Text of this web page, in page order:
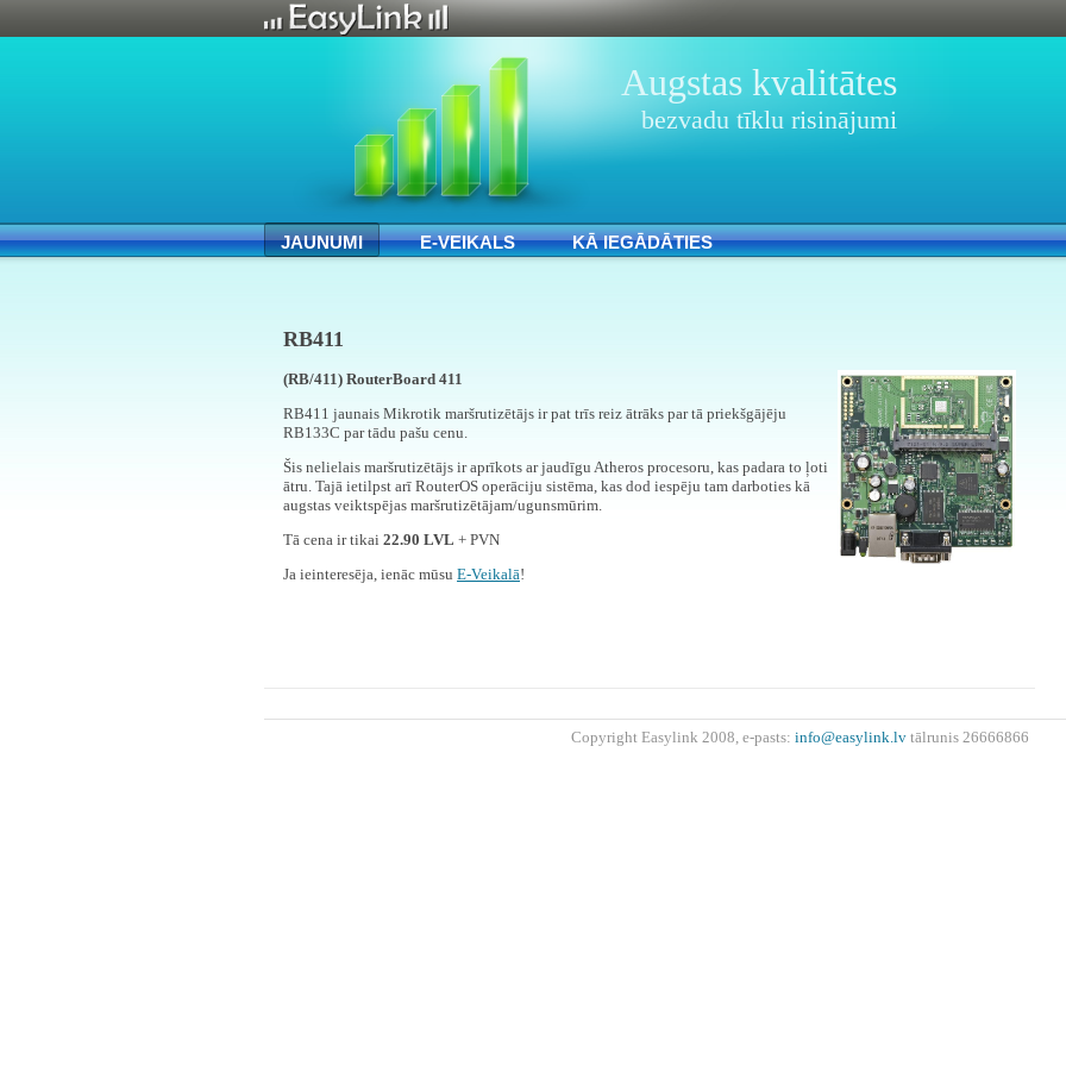
Augstas kvalitātes
bezvadu tīklu risinājumi
JAUNUMI E-VEIKALS KĀ IEGĀDĀTIES
RB411
(RB/411) RouterBoard 411
RB411 jaunais Mikrotik maršrutizētājs ir pat trīs reiz ātrāks par tā priekšgājēju
RB133C par tādu pašu cenu.
Šis nelielais maršrutizētājs ir aprīkots ar jaudīgu Atheros procesoru, kas padara to ļoti
ātru. Tajā ietilpst arī RouterOS operāciju sistēma, kas dod iespēju tam darboties kā
augstas veiktspējas maršrutizētājam/ugunsmūrim.
Tā cena ir tikai 22.90 LVL + PVN
Ja ieinteresēja, ienāc mūsu E-Veikalā!
Copyright Easylink 2008, e-pasts: info@easylink.lvtālrunis 26666866